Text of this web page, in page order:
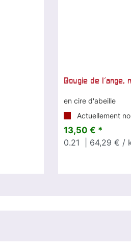
Bougie de l'ange,
en cire d'abeille
Actuellement
13,50 € *
0.21
| 64,29 € /